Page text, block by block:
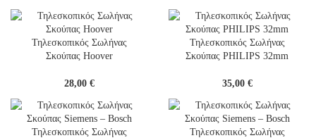
Τηλεσκοπικός Σωλήνας
Σκούπας Hoover
28,00 €
Τηλεσκοπικός Σωλήνας
Σκούπας PHILIPS 32mm
35,00 €
Τηλεσκοπικός Σωλήνας
Τηλεσκοπικός Σωλήνας